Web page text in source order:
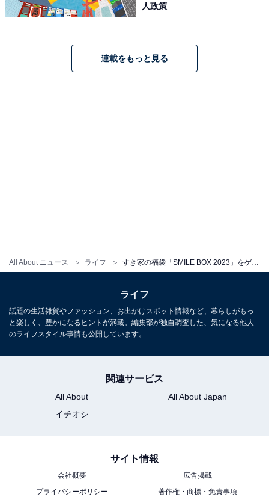
All About ニュース ライフ すき家の福袋「SMILE BOX 2023」をゲット！ 気になる中身をレビュー
バンブーファイバー保存容器やお弁当を包んでもかわいい
ます。素材はポリエステル100％です。
人政策
連載をもっと見る
ライフ
話題の生活雑貨やファッション、お出かけスポット情報など、暮らしがもっ
と楽しく、豊かになるヒントが満載。編集部が独自調査した、気になる他人
のライフスタイル事情も公開しています。
関連サービス
All About
All About Japan
イチオシ
サイト情報
会社概要
広告掲載
プライバシーポリシー
著作権・商標・免責事項